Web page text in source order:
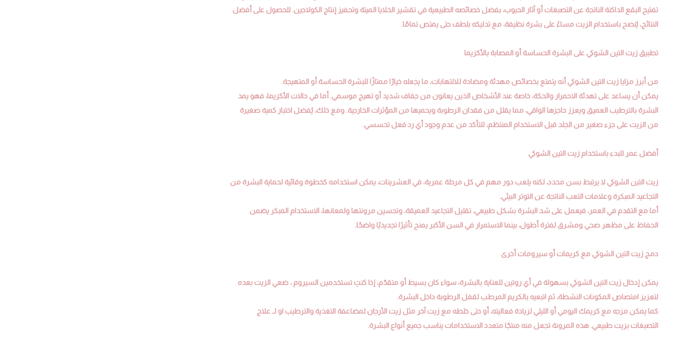
تفتيح البقع الداكنة الناتجة عن التصبغات أو آثار الحبوب، بفضل خصائصه الطبيعية في تقشير الخلايا الميتة وتحفيز إنتاج الكولاجين. للحصول على أفضل
النتائج، يُنصح باستخدام الزيت مساءً على بشرة نظيفة، مع تدليكه بلطف حتى يمتص تمامًا.
تطبيق زيت التين الشوكي على البشرة الحساسة أو المصابة بالأكزيما
من أبرز مزايا زيت التين الشوكي أنه يتمتع بخصائص مهدئة ومضادة للالتهابات، ما يجعله خيارًا ممتازًا للبشرة الحساسة أو المتهيجة.
يمكن أن يساعد على تهدئة الاحمرار والحكة، خاصة عند الأشخاص الذين يعانون من جفاف شديد أو تهيج موسمي. أما في حالات الأكزيما، فهو يمد
البشرة بالترطيب العميق ويعزز حاجزها الواقي، مما يقلل من فقدان الرطوبة ويحميها من المؤثرات الخارجية. ومع ذلك، يُفضل اختبار كمية صغيرة
من الزيت على جزء صغير من الجلد قبل الاستخدام المنتظم، للتأكد من عدم وجود أي رد فعل تحسسي.
أفضل عمر للبدء باستخدام زيت التين الشوكي
زيت التين الشوكي لا يرتبط بسن محدد، لكنه يلعب دور مهم في كل مرحلة عمرية، في العشرينات، يمكن استخدامه كخطوة وقائية لحماية البشرة من
التجاعيد المبكرة وعلامات التعب الناتجة عن التوتر البيئي.
أما مع التقدم في العمر، فيعمل على شد البشرة بشكل طبيعي، تقليل التجاعيد العميقة، وتحسين مرونتها ولمعانها، الاستخدام المبكر يضمن
الحفاظ على مظهر صحي ومشرق لفترة أطول، بينما الاستمرار في السن الأكبر يمنح تأثيرًا تجديديًا واضحًا.
دمج زيت التين الشوكي مع كريمات أو سيرومات أخرى
يمكن إدخال زيت التين الشوكي بسهولة في أي روتين للعناية بالبشرة، سواء كان بسيط أو متقدّم، إذا كنتِ تستخدمين السيروم ، ضعي الزيت بعده
لتعزيز امتصاص المكونات النشطة، ثم اتبعيه بالكريم المرطب لقفل الرطوبة داخل البشرة.
كما يمكن مزجه مع كريمك اليومي أو الليلي لزيادة فعاليته، أو حتى خلطه مع زيت آخر مثل زيت الأرجان لمضاعفة التغذية والترطيب او لـ علاج
التصبغات بزيت طبيعي. هذه المرونة تجعل منه منتجًا متعدد الاستخدامات يناسب جميع أنواع البشرة.